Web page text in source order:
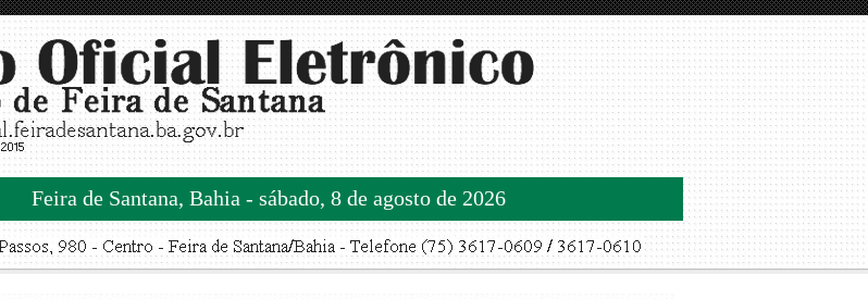
Feira de Santana, Bahia - sábado, 8 de agosto de 2026